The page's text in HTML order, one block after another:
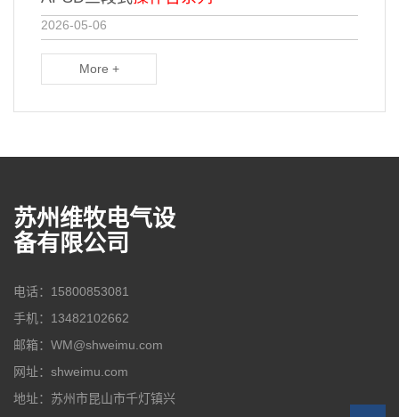
2026-05-06
More +
苏州维牧电气设
备有限公司
电话：15800853081
手机：13482102662
邮箱：WM@shweimu.com
网址：shweimu.com
地址：苏州市昆山市千灯镇兴